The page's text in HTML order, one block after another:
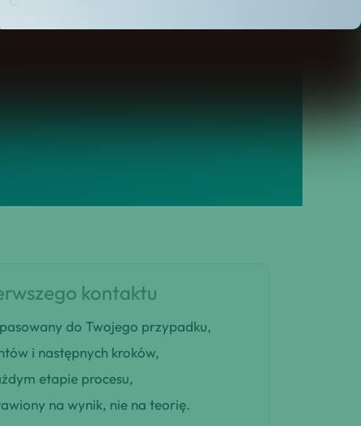
kontaktu
do Twojego przypadku,
i następnych kroków,
etapie procesu,
na wynik, nie na teorię.